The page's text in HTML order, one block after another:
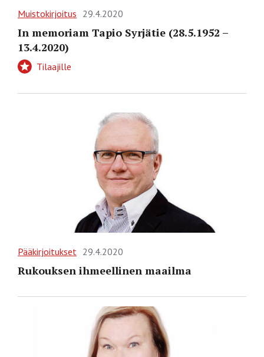
Muistokirjoitus 29.4.2020
In memoriam Tapio Syrjätie (28.5.1952 –
13.4.2020)
Tilaajille
Pääkirjoitukset 29.4.2020
Rukouksen ihmeellinen maailma